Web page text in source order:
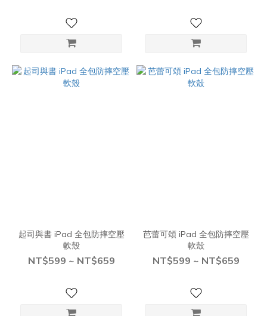
起司與書 iPad 全包防摔空壓
軟殼
NT$599 ~ NT$659
芭蕾可頌 iPad 全包防摔空壓
軟殼
NT$599 ~ NT$659